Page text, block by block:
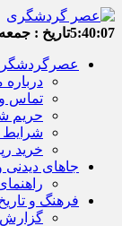
5:40:07تاریخ : جمعه, ۱۶ مرداد ,
تماس
حریم
شرایط
خرید
جاهای
فرهنگ و